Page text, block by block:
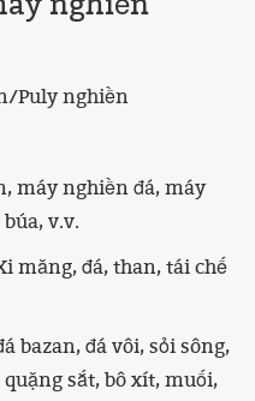
Puly nghiền
máy nghiền đá, máy
v.v.
măng, đá, than, tái chế
bazan, đá vôi, sỏi sông,
sắt, bô xít, muối,